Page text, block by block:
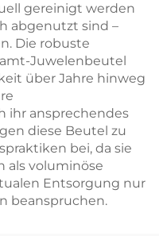
gereinigt werden
abgenutzt sind –
Die robuste
Juwelenbeutel
über Jahre hinweg
ihr ansprechendes
diese Beutel zu
bei, da sie
als voluminöse
Entsorgung nur
beanspruchen.